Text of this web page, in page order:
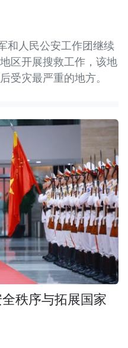
和人民公安工作团继续
区开展搜救工作，该地
受灾最严重的地方。
秩序与拓展国家